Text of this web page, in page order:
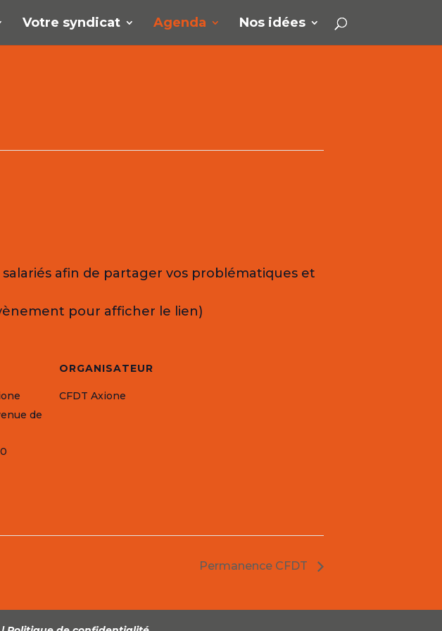
Votre syndicat Agenda Nos idées
afin de partager vos problématiques et
pour afficher le lien)
de
ORGANISATEUR
CFDT Axione
Permanence CFDT